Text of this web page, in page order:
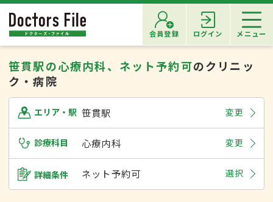
会員登録 ログイン メニュー
笹貫駅の心療内科、ネット予約可のクリニッ
ク・病院
エリア・駅 笹貫駅 変更
診療科目 心療内科 変更
詳細条件 ネット予約可 選択